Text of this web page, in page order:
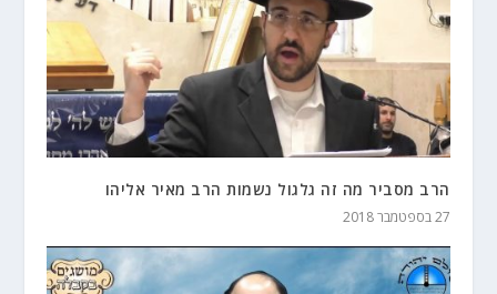
הרב מסביר מה זה גלגול נשמות הרב מאיר אליהו
27 בספטמבר 2018